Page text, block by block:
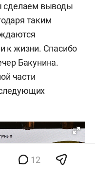
сделаем выводы
таким
к жизни. Спасибо
Бакунина.
части
12